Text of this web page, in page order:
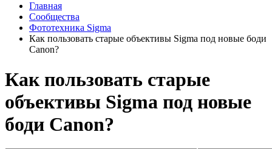
Главная
Сообщества
Фототехника Sigma
Как пользовать старые объективы Sigma под новые боди
Canon?
Как пользовать старые
объективы Sigma под новые
боди Canon?